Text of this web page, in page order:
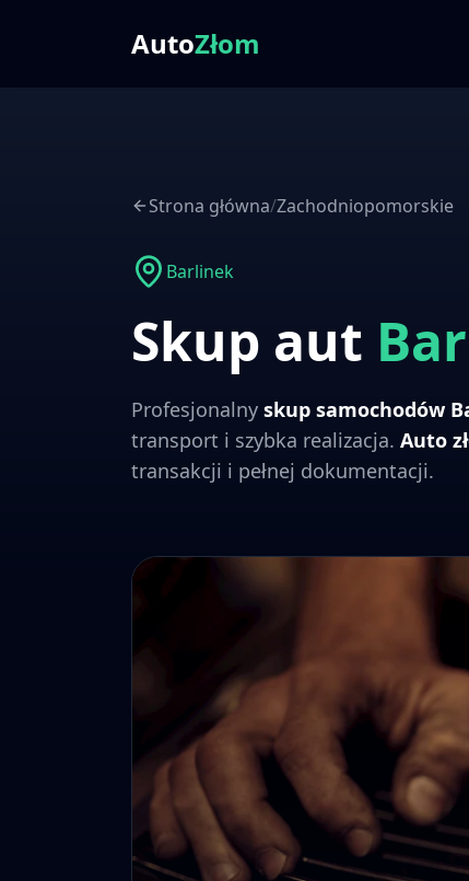
AutoZłom
Strona główna/Zachodniopomorskie
Barlinek
Skup aut
Profesjonalny skup samochodów
transport i szybka realizacja. Auto
transakcji i pełnej dokumentacji.